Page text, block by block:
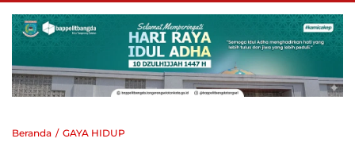
Beranda GAYA HIDUP